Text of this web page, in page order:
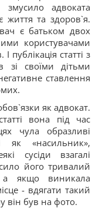
адвоката
життя та здоров`я.
є батьком двох
користувачами
публікація статті з
зі своїми дітьми
ставлення
як адвокат.
вона під час
чула образливі
«насильник»,
сусіди взагалі
його тривалий
якщо виникала
- вдягати такий
він був на фото.